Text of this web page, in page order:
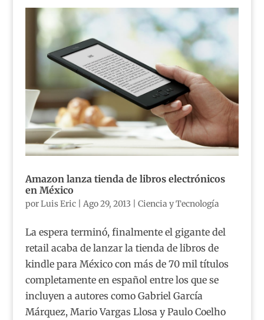
Amazon lanza tienda de libros electrónicos
en México
porLuis Eric| Ago 29, 2013 Ciencia y Tecnología
La espera terminó, finalmente el gigante del
retail acaba de lanzar la tienda de libros de
kindle para México con más de 70 mil títulos
completamente en español entre los que se
incluyen a autores como Gabriel García
Márquez, Mario Vargas Llosa y Paulo Coelho